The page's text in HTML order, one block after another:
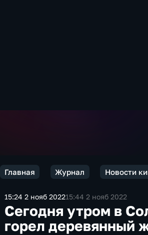
Главная Журнал Новости
15:24 2 нояб 202215:44 2 нояб 2022
Сегодня утром в
горел деревянный